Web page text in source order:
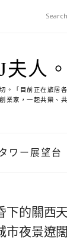
夫人。
。「目前正在旅居
業家，一起共榮、共
ワー展望台
的關西
市夜景遼